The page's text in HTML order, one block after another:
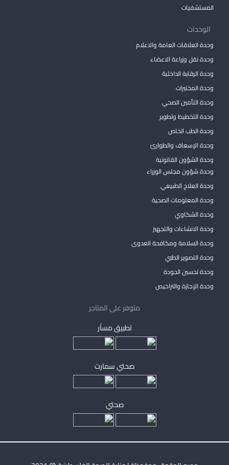
المستشفيات
الوحدات
وحدة العلاقات العامة والاعلام
وحدة نقل وزراعة الاعضاء
وحدة الرقابة الداخلية
وحدة المختبرات
وحدة التأمين الصحي
وحدة التخطيط وتطوير
وحدة الطب الخاص
وحدة الإسعاف والطوارئ
وحدة الشؤون القانونية
وحدة شؤون مجلس الوزراء
وحدة العلاج الطبيعي
وحدة المعلومات الصحية
وحدة الشكاوي
وحدة الانشاءات والتجهيز
وحدة السلامة ومكافحة العدوى
وحدة التصوير الطبي
وحدة تحسين الجودة
وحدة الإجازة والتراخيص
متوفر على المتاجر
تطبيق مساْر
صحتي سمارت
صحتي